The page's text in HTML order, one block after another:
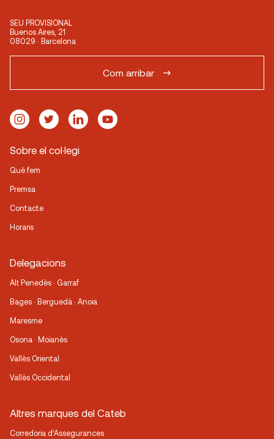
SEU PROVISIONAL
Buenos Aires, 21
08029 · Barcelona
Com arribar
Sobre el col·legi
Què fem
Premsa
Contacte
Horaris
Delegacions
Alt Penedès · Garraf
Bages · Berguedà · Anoia
Maresme
Osona · Moianès
Vallès Oriental
Vallès Occidental
Altres marques del Cateb
Corredoria d’Assegurances